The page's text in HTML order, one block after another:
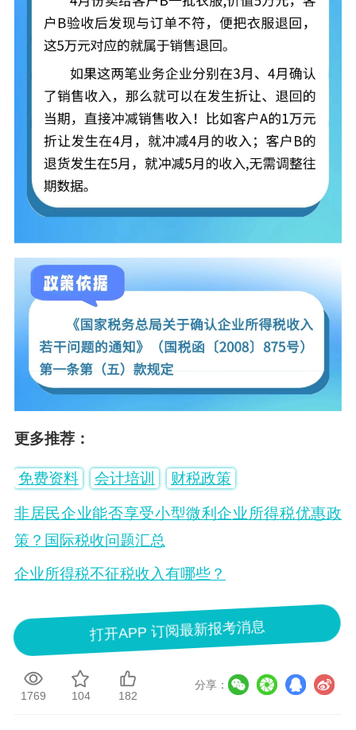
更多推荐：
免费资料 会计培训 财税政策
非居民企业能否享受小型微利企业所得税优惠政
策？国际税收问题汇总
企业所得税不征税收入有哪些？
打开APP 订阅最新报考消息
1769 104 182
分享：